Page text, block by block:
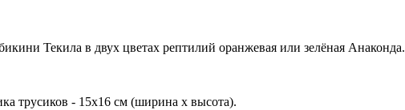
Текила в двух цветах рептилий оранжевая или зелёная Анаконда.
трусиков - 15х16 см (ширина х высота).